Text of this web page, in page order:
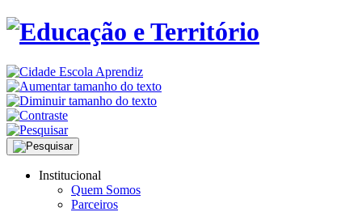
Institucional
Quem Somos
Parceiros